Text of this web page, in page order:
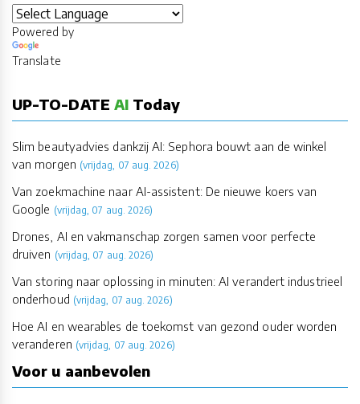
Powered by
Translate
UP-TO-DATE AI Today
Slim beautyadvies dankzij AI: Sephora bouwt aan de winkel
van morgen (vrijdag, 07 aug. 2026)
Van zoekmachine naar AI-assistent: De nieuwe koers van
Google (vrijdag, 07 aug. 2026)
Drones, AI en vakmanschap zorgen samen voor perfecte
druiven (vrijdag, 07 aug. 2026)
Van storing naar oplossing in minuten: AI verandert industrieel
onderhoud (vrijdag, 07 aug. 2026)
Hoe AI en wearables de toekomst van gezond ouder worden
veranderen (vrijdag, 07 aug. 2026)
Voor u aanbevolen